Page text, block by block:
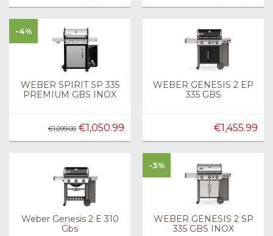
WEBER SPIRIT SP 335
PREMIUM GBS INOX
€1,099.00 €1,050.99
-4%
WEBER GENESIS 2 EP
335 GBS
€1,455.99
Weber Genesis 2 E 310
Gbs
WEBER GENESIS 2 SP
335 GBS INOX
-3%